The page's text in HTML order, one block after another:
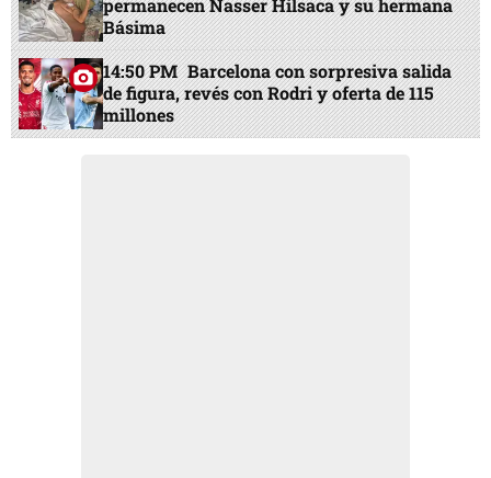
permanecen Nasser Hilsaca y su hermana
Básima
14:50 PM Barcelona con sorpresiva salida
de figura, revés con Rodri y oferta de 115
millones